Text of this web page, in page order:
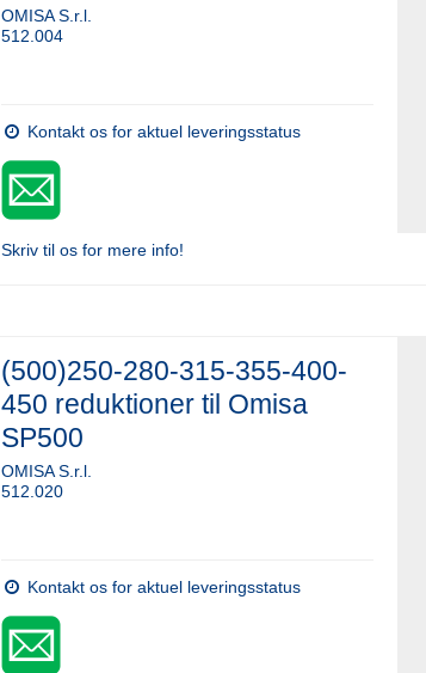
OMISA S.r.l.
512.004
Kontakt os for aktuel leveringsstatus
Skriv til os for mere info!
(500)250-280-315-355-400-
450 reduktioner til Omisa
SP500
OMISA S.r.l.
512.020
Kontakt os for aktuel leveringsstatus